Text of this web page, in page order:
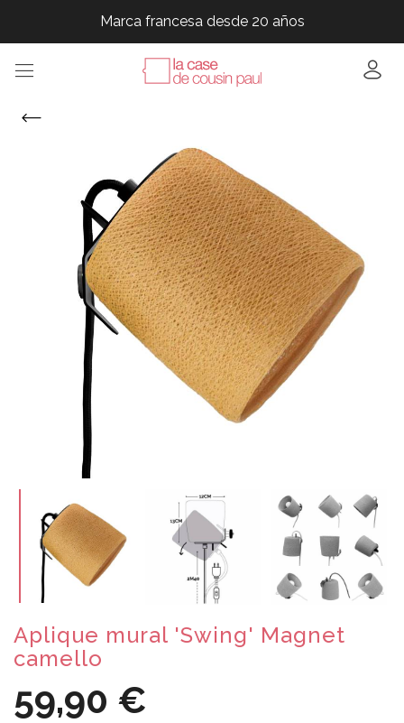
Marca francesa desde 20 años
Marca francesa desde 20 años
Marca francesa desde 20 años
Aplique mural 'Swing' Magnet
camello
59,90 €